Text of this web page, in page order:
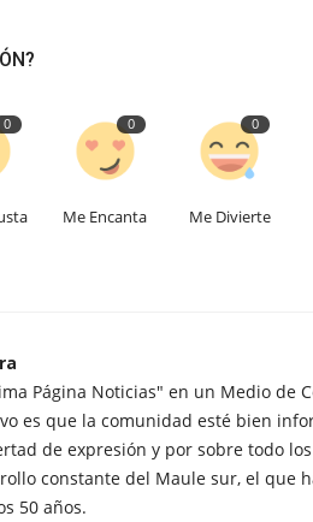
0 0
Me Encanta
0
Me Divierte
Página Noticias" en un Medio de
es que la comunidad esté bien
de expresión y por sobre todo
constante del Maule sur, el que
50 años.